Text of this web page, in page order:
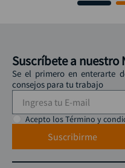
Suscríbete a nuestro
Se el primero en enterarte
consejos para tu trabajo
Acepto los Término y
Suscribirme